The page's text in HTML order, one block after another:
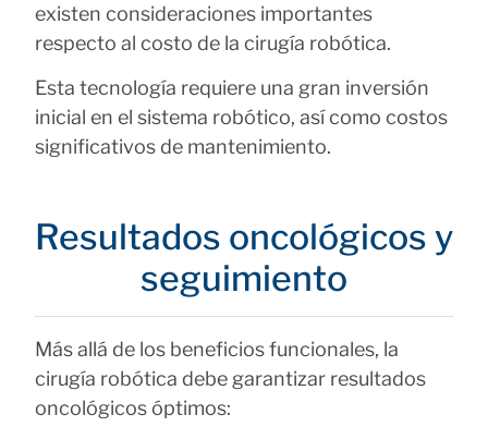
existen consideraciones importantes
respecto al costo de la cirugía robótica.
Esta tecnología requiere una gran inversión
inicial en el sistema robótico, así como costos
significativos de mantenimiento.
Resultados oncológicos y
seguimiento
Más allá de los beneficios funcionales, la
cirugía robótica debe garantizar resultados
oncológicos óptimos: